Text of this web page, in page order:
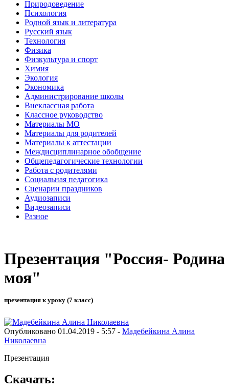
Природоведение
Психология
Родной язык и литература
Русский язык
Технология
Физика
Физкультура и спорт
Химия
Экология
Экономика
Администрирование школы
Внеклассная работа
Классное руководство
Материалы МО
Материалы для родителей
Материалы к аттестации
Междисциплинарное обобщение
Общепедагогические технологии
Работа с родителями
Социальная педагогика
Сценарии праздников
Аудиозаписи
Видеозаписи
Разное
Презентация "Россия- Родина
моя"
презентация к уроку (7 класс)
Опубликовано 01.04.2019 - 5:57 - Мадебейкина Алина
Николаевна
Презентация
Скачать: